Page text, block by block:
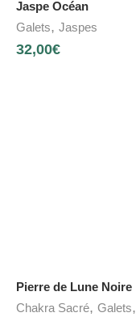
Jaspe Océan
Galets, Jaspes
32,00€
Pierre de Lune Noire
Chakra Sacré, Galets,